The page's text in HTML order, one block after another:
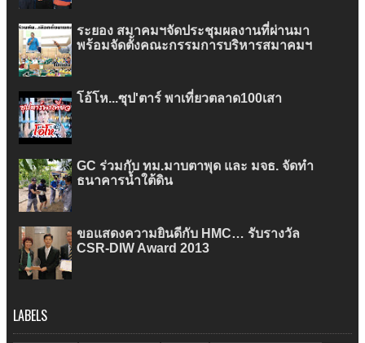
ระยอง สมาคมฯจัดประชุมผลงานที่ผ่านมา
พร้อมจัดตั้งคณะกรรมการบริหารสมาคมฯ
โอ้โห...ซุป'ตาร์ พาเที่ยวตลาด100เสา
GC ร่วมกับ ทม.มาบตาพุด และ มจธ. จัดทำ
ธนาคารน้ำใต้ดิน
ขอแสดงความยินดีกับ HMC… รับรางวัล
CSR-DIW Award 2013
LABELS